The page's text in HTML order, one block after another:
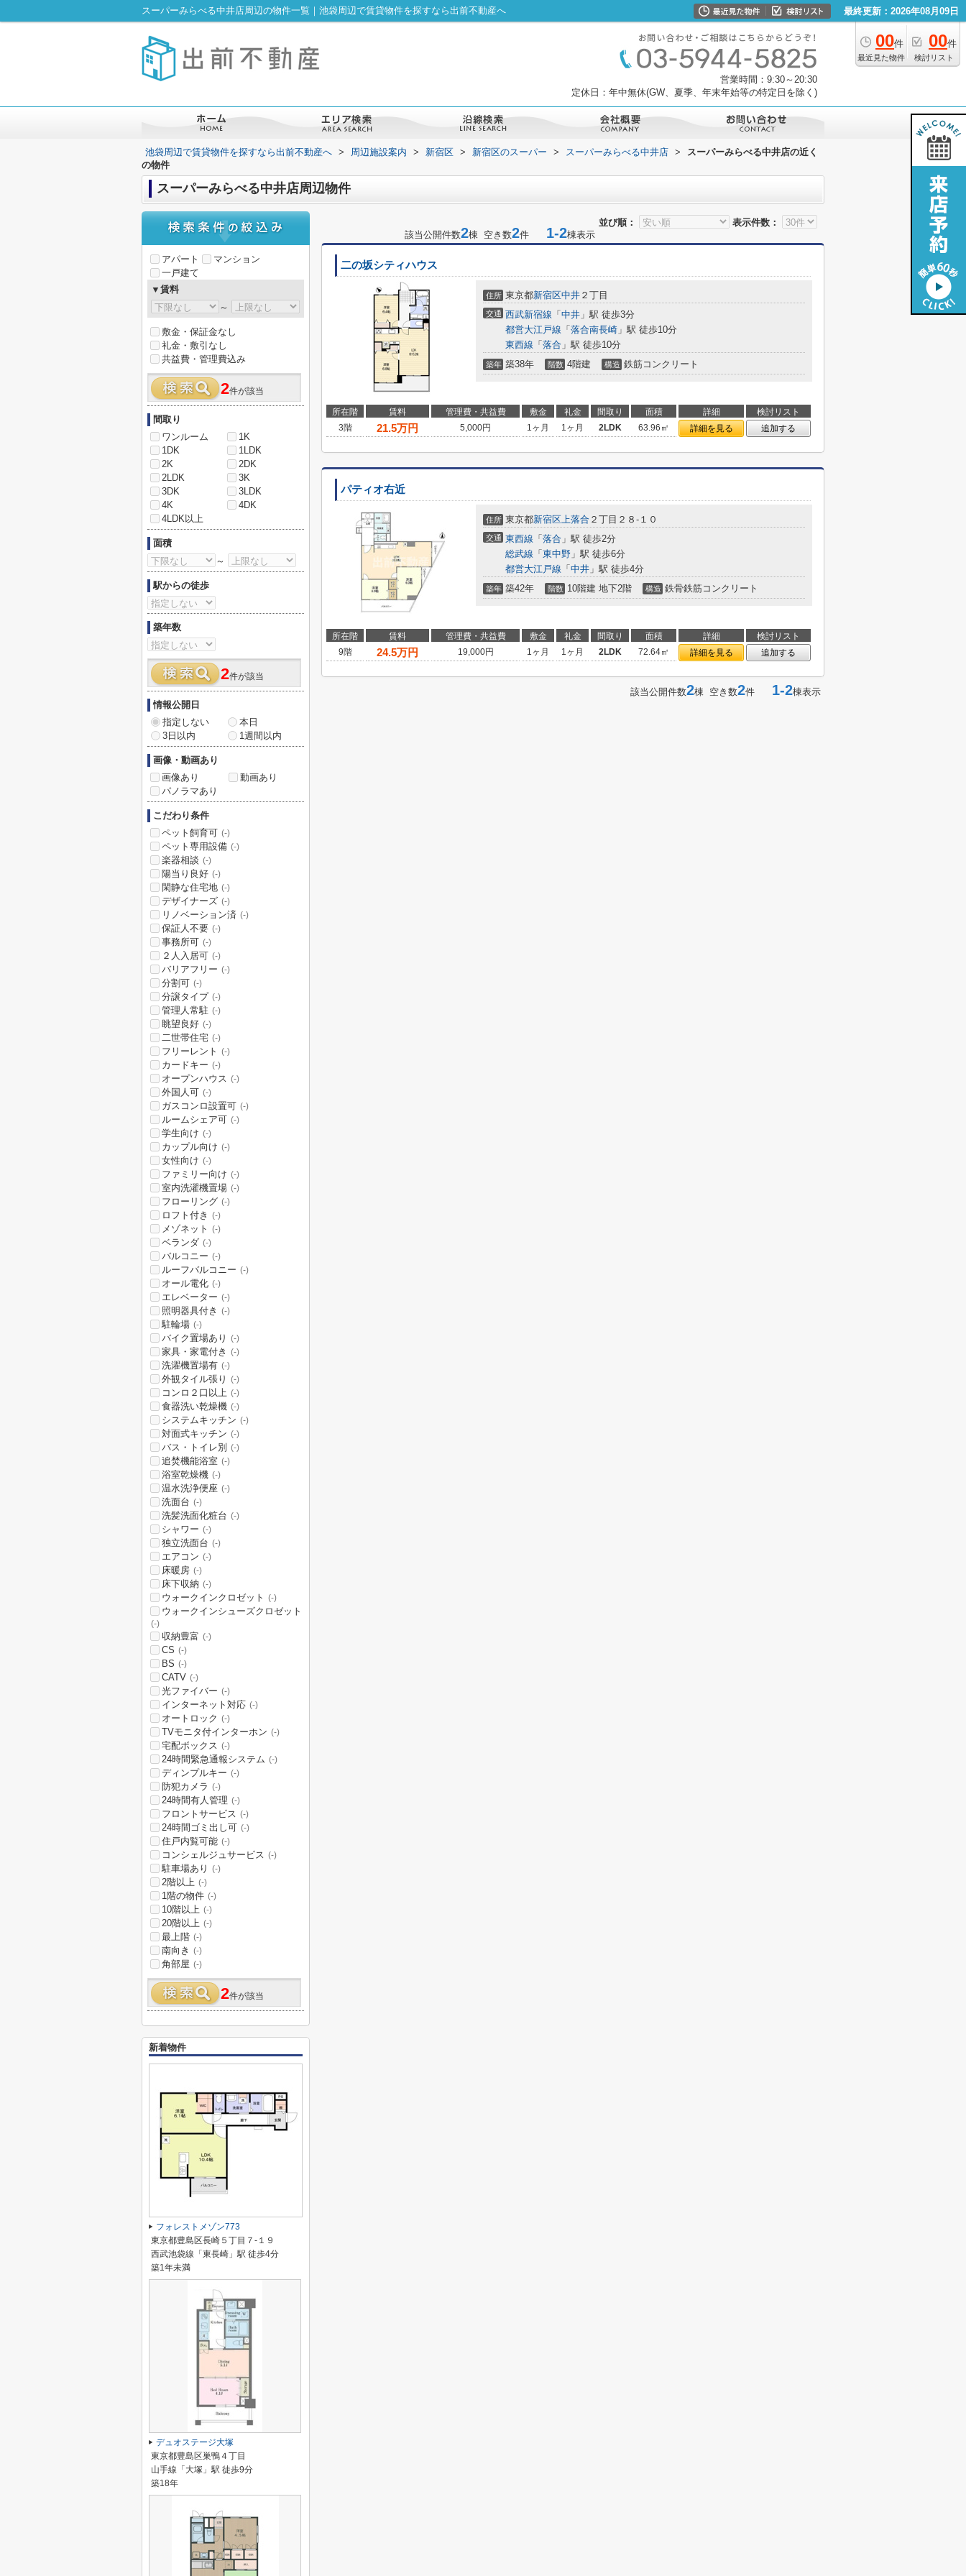
スーパーみらべる中井店周辺の物件一覧｜池袋周辺で賃貸物件を探すなら出前不動産へ 最終更新：2026年08月09日
00件
最近見た物件
00件
検討リスト
営業時間：9:30～20:30
定休日：年中無休(GW、夏季、年末年始等の特定日を除く)
池袋周辺で賃貸物件を探すなら出前不動産へ > 周辺施設案内 > 新宿区 > 新宿区のスーパー > スーパーみらべる中井店 >
スーパーみらべる中井店の近く
の物件
スーパーみらべる中井店周辺物件
並び順：
表示件数：
該当公開件数2棟 空き数2件 1-2棟表示
二の坂シティハウス
住所 東京都新宿区中井 ２丁目
交通 西武新宿線 「 中井 」駅 徒歩3分
都営大江戸線 「 落合南長崎 」駅 徒歩10分
東西線 「 落合 」駅 徒歩10分
築年 築38年 階数 4階建 構造 鉄筋コンクリート
所在階 賃料 管理費・共益費 敷金 礼金 間取り 面積 詳細
検討リスト
3階
21.5万円 5,000円 1ヶ月 1ヶ月 2LDK 63.96㎡ 詳細を見る 追加する
パティオ右近
住所 東京都新宿区上落合 ２丁目２８-１０
交通 東西線 「 落合 」駅 徒歩2分
総武線 「 東中野 」駅 徒歩6分
都営大江戸線 「 中井 」駅 徒歩4分
築年 築42年 階数 10階建 地下2階 構造 鉄骨鉄筋コンクリート
所在階 賃料 管理費・共益費 敷金 礼金 間取り 面積 詳細
検討リスト
9階
24.5万円 19,000円 1ヶ月 1ヶ月 2LDK 72.64㎡ 詳細を見る 追加する
該当公開件数2棟 空き数2件 1-2棟表示
アパート
マンション
一戸建て
▼賃料
～
敷金・保証金なし
礼金・敷引なし
共益費・管理費込み
2件が該当
間取り
ワンルーム
1K
1DK
1LDK
2K
2DK
2LDK
3K
3DK
3LDK
4K
4DK
4LDK以上
面積
～
駅からの徒歩
築年数
2件が該当
情報公開日
指定しない
本日
3日以内
1週間以内
画像・動画あり
画像あり
動画あり
パノラマあり
こだわり条件
ペット飼育可 (-)
ペット専用設備 (-)
楽器相談 (-)
陽当り良好 (-)
閑静な住宅地 (-)
デザイナーズ (-)
リノベーション済 (-)
保証人不要 (-)
事務所可 (-)
２人入居可 (-)
バリアフリー (-)
分割可 (-)
分譲タイプ (-)
管理人常駐 (-)
眺望良好 (-)
二世帯住宅 (-)
フリーレント (-)
カードキー (-)
オープンハウス (-)
外国人可 (-)
ガスコンロ設置可 (-)
ルームシェア可 (-)
学生向け (-)
カップル向け (-)
女性向け (-)
ファミリー向け (-)
室内洗濯機置場 (-)
フローリング (-)
ロフト付き (-)
メゾネット (-)
ベランダ (-)
バルコニー (-)
ルーフバルコニー (-)
オール電化 (-)
エレベーター (-)
照明器具付き (-)
駐輪場 (-)
バイク置場あり (-)
家具・家電付き (-)
洗濯機置場有 (-)
外観タイル張り (-)
コンロ２口以上 (-)
食器洗い乾燥機 (-)
システムキッチン (-)
対面式キッチン (-)
バス・トイレ別 (-)
追焚機能浴室 (-)
浴室乾燥機 (-)
温水洗浄便座 (-)
洗面台 (-)
洗髪洗面化粧台 (-)
シャワー (-)
独立洗面台 (-)
エアコン (-)
床暖房 (-)
床下収納 (-)
ウォークインクロゼット (-)
ウォークインシューズクロゼット
(-)
収納豊富 (-)
CS (-)
BS (-)
CATV (-)
光ファイバー (-)
インターネット対応 (-)
オートロック (-)
TVモニタ付インターホン (-)
宅配ボックス (-)
24時間緊急通報システム (-)
ディンプルキー (-)
防犯カメラ (-)
24時間有人管理 (-)
フロントサービス (-)
24時間ゴミ出し可 (-)
住戸内覧可能 (-)
コンシェルジュサービス (-)
駐車場あり (-)
2階以上 (-)
1階の物件 (-)
10階以上 (-)
20階以上 (-)
最上階 (-)
南向き (-)
角部屋 (-)
2件が該当
新着物件
フォレストメゾン773
東京都豊島区長崎５丁目７-１９
西武池袋線「東長崎」駅 徒歩4分
築1年未満
デュオステージ大塚
東京都豊島区巣鴨４丁目
山手線「大塚」駅 徒歩9分
築18年